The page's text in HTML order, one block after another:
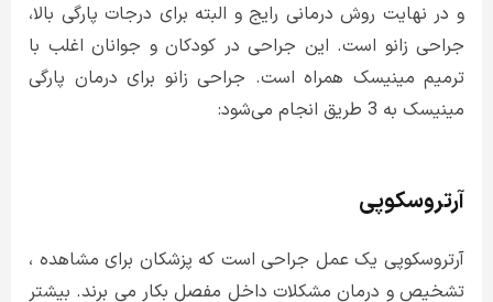
و در نهایت روش درمانی رایج و البته برای درجات پارگی بالا،
جراحی زانو است. این جراحی در کودکان و جوانان اغلب با
ترمیم مینیسک همراه است. جراحی زانو برای درمان پارگی
مینیسک به 3 طریق انجام می‌شود:
آرتروسکوپی
آرتروسکوپی یک عمل جراحی است که پزشکان برای مشاهده ،
تشخیص و درمان مشکلات داخل مفصل بکار می برند. بیشتر